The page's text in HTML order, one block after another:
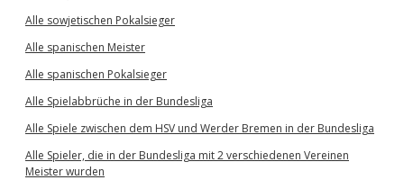
Alle sowjetischen Pokalsieger
Alle spanischen Meister
Alle spanischen Pokalsieger
Alle Spielabbrüche in der Bundesliga
Alle Spiele zwischen dem HSV und Werder Bremen in der Bundesliga
Alle Spieler, die in der Bundesliga mit 2 verschiedenen Vereinen
Meister wurden